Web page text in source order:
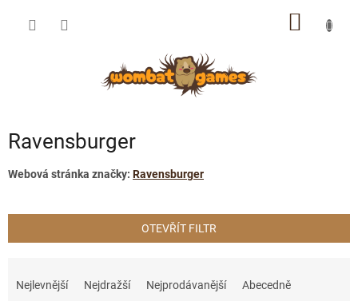
Ravensburger
Webová stránka značky: Ravensburger
OTEVŘÍT FILTR
Nejlevnější Nejdražší Nejprodávanější Abecedně